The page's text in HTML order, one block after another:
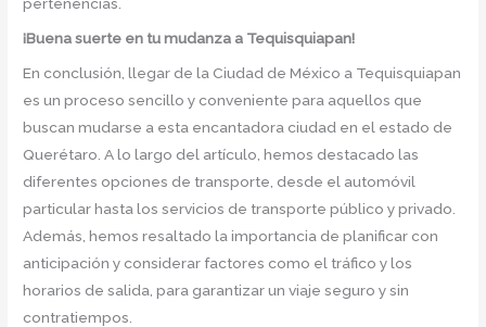
¡Buena suerte en tu mudanza a Tequisquiapan!
En conclusión, llegar de la Ciudad de México a Tequisquiapan
es un proceso sencillo y conveniente para aquellos que
buscan mudarse a esta encantadora ciudad en el estado de
Querétaro. A lo largo del artículo, hemos destacado las
diferentes opciones de transporte, desde el automóvil
particular hasta los servicios de transporte público y privado.
Además, hemos resaltado la importancia de planificar con
anticipación y considerar factores como el tráfico y los
horarios de salida, para garantizar un viaje seguro y sin
contratiempos.